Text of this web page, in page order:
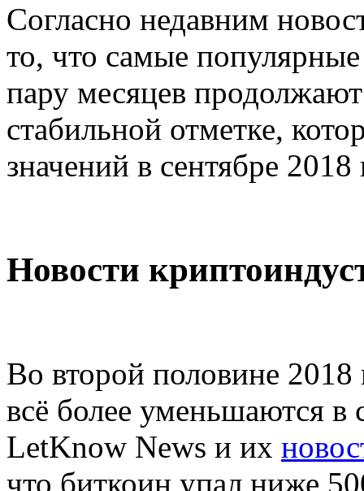
Согласно недавним
то, что самые
пару месяцев
стабильной отметке,
значений в сентябре 2018
Новости
Во второй половине
всё более уменьшаются
LetKnow News и их
что биткоин упал ниже